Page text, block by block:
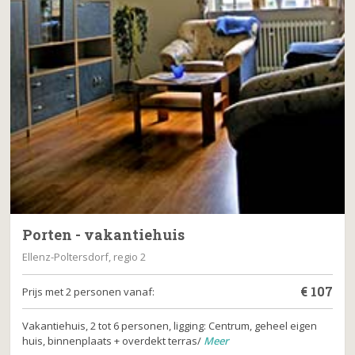
Porten - vakantiehuis
Ellenz-Poltersdorf, regio 2
Prijs met 2 personen vanaf: € 107
Vakantiehuis, 2 tot 6 personen, ligging: Centrum, geheel eigen
huis, binnenplaats + overdekt terras/ Meer